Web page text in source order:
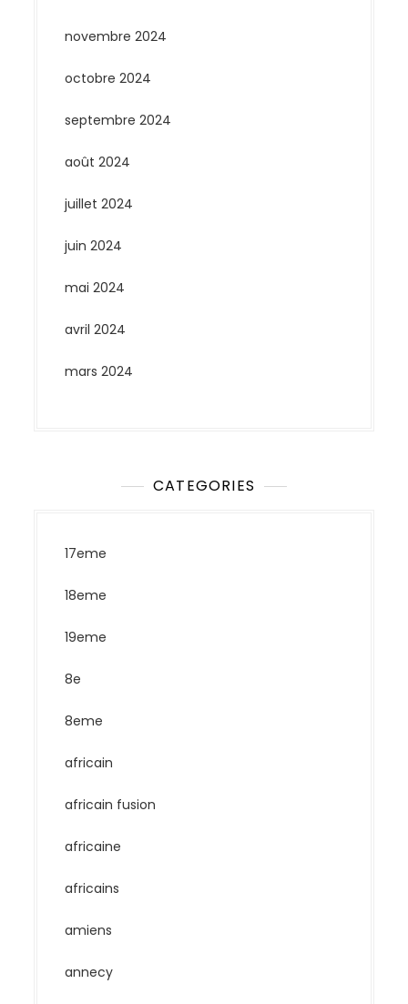
novembre 2024
octobre 2024
septembre 2024
août 2024
juillet 2024
juin 2024
mai 2024
avril 2024
mars 2024
CATEGORIES
17eme
18eme
19eme
8e
8eme
africain
africain fusion
africaine
africains
amiens
annecy